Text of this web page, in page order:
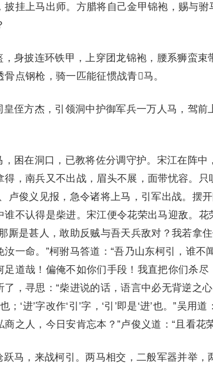
披挂上马出师。方腊将自己金甲锦袍，赐与驸
披连环铁甲，上穿团龙锦袍，腰系狮蛮束
点钢枪，骑一匹能征惯战青马。
方杰，引领洞中护御军兵一万人马，驾前
在洞口，已教将佐分调守护。宋江在阵中
得，南兵又不出战，眉头不展，面带忧容。只
卢俊义见报，急令诸将上马，引军出战。摆
谁不认得是柴进。宋江便令花荣出马迎敌。花
厮是甚人，敢助反贼与吾天兵敌对？我若拿
一命。”柯驸马答道：“吾乃山东柯引，谁不
足道哉！偏俺不如你们手段！我直把你们杀尽
，寻思：“柴进说的话，语言中必无背逆之心
也；‘进’字改作‘引’字，‘引’即是‘进’也。”吴用
之人，今日安肯忘本？”卢俊义道：“且看花
，来战柯引。两马相交，二般军器并举，